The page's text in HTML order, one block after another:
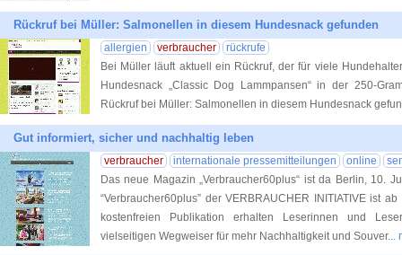
Rückruf bei Müller: Salmonellen in diesem Hundesnack gefunden
allergien verbraucher
rückrufe
Bei Müller läuft aktuell ein Rückruf, der für viele
Hundesnack „Classic Dog Lammpansen“ in der 250-
Rückruf bei Müller: Salmonellen in diesem Hundesnack
Gut informiert, sicher und nachhaltig leben
verbraucher internationale pressemitteilungen online
Das neue Magazin „Verbraucher60plus“ ist da Berlin, 10.
“Verbraucher60plus” der VERBRAUCHER INITIATIVE ist
kostenfreien Publikation erhalten Leserinnen und
vielseitigen Wegweiser für mehr Nachhaltigkeit und Souver...